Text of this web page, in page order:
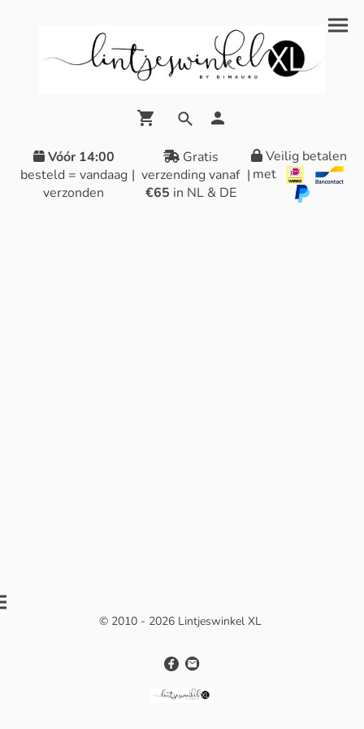
Vóór 14:00
besteld = vandaag
verzonden
|
Gratis
verzending vanaf
€65 in NL & DE
|
Veilig betalen
met
© 2010 - 2026 Lintjeswinkel XL